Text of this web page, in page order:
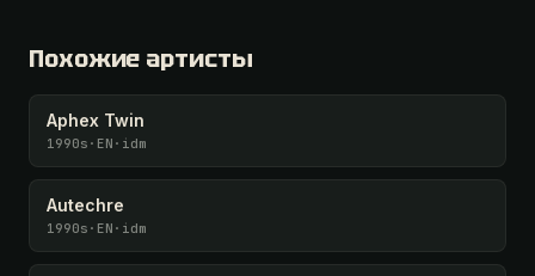
Похожие артисты
Aphex Twin
1990s · EN · idm
Autechre
1990s · EN · idm